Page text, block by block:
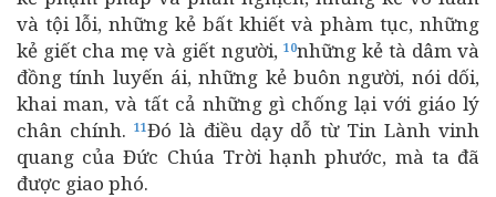
và tội lỗi, những kẻ bất khiết và phàm tục, những
kẻ giết cha mẹ và giết người, 10những kẻ tà dâm và
đồng tính luyến ái, những kẻ buôn người, nói dối,
khai man, và tất cả những gì chống lại với giáo lý
chân chính. 11Đó là điều dạy dỗ từ Tin Lành vinh
quang của Đức Chúa Trời hạnh phước, mà ta đã
được giao phó.